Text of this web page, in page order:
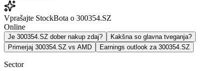
Vprašajte StockBota o 300354.SZ
Online
Je 300354.SZ dober nakup zdaj?
Kakšna so glavna tveganja?
Primerjaj 300354.SZ vs AMD
Earnings outlook za 300354.SZ
Sector